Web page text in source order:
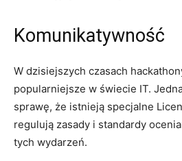
Komunikatywność
W dzisiejszych czasach‌
popularniejsze w świecie IT.
sprawę, że istnieją⁤ specjalne
regulują⁣ zasady i standardy
tych ⁤wydarzeń.